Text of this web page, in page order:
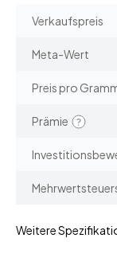
Verkaufspreis
Meta-Wert
Preis pro
Prämie
Weitere